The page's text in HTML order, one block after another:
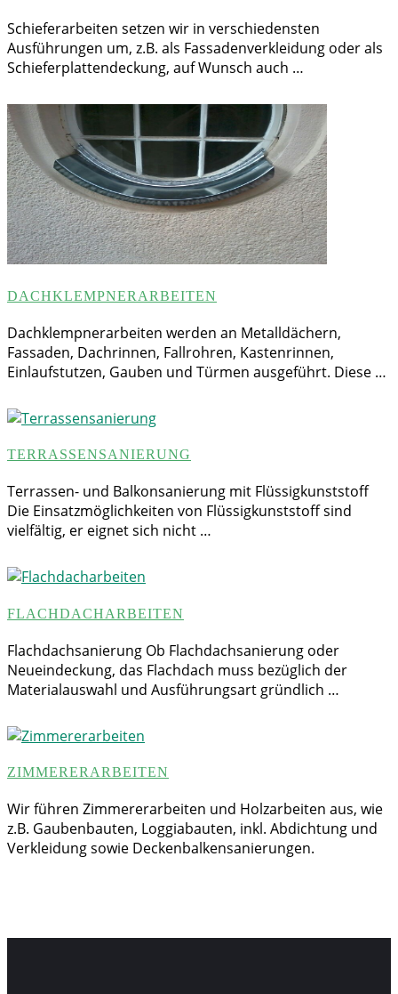
Schieferarbeiten setzen wir in verschiedensten
Ausführungen um, z.B. als Fassadenverkleidung oder als
Schieferplattendeckung, auf Wunsch auch …
DACHKLEMPNERARBEITEN
Dachklempnerarbeiten werden an Metalldächern,
Fassaden, Dachrinnen, Fallrohren, Kastenrinnen,
Einlaufstutzen, Gauben und Türmen ausgeführt. Diese …
TERRASSENSANIERUNG
Terrassen- und Balkonsanierung mit Flüssigkunststoff
Die Einsatzmöglichkeiten von Flüssigkunststoff sind
vielfältig, er eignet sich nicht …
FLACHDACHARBEITEN
Flachdachsanierung Ob Flachdachsanierung oder
Neueindeckung, das Flachdach muss bezüglich der
Materialauswahl und Ausführungsart gründlich …
ZIMMERERARBEITEN
Wir führen Zimmererarbeiten und Holzarbeiten aus, wie
z.B. Gaubenbauten, Loggiabauten, inkl. Abdichtung und
Verkleidung sowie Deckenbalkensanierungen.